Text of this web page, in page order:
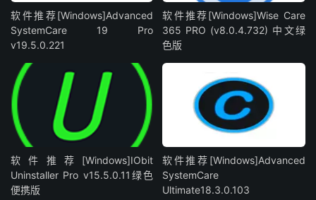
软件推荐[Windows]Advanced
SystemCare 19 Pro
v19.5.0.221
软件推荐[Windows]Wise Care
365 PRO (v8.0.4.732) 中文绿
色版
软件推荐[Windows]IObit
Uninstaller Pro v15.5.0.11绿色
便携版
软件推荐[Windows]Advanced
SystemCare
Ultimate18.3.0.103